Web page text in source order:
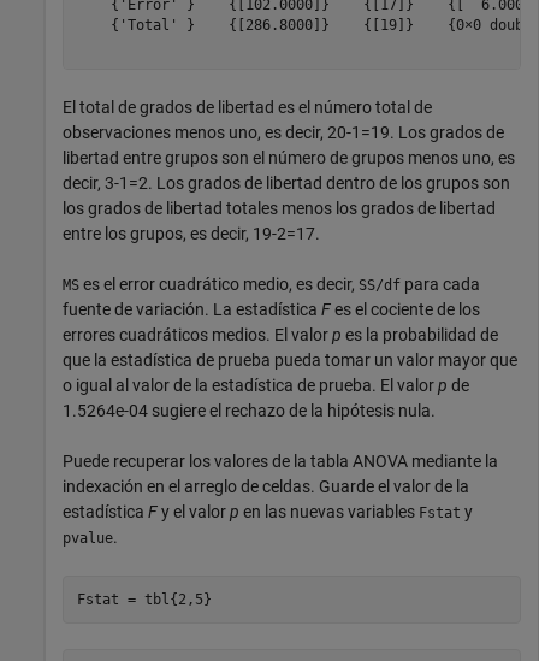
{'Error' }    {[102.0000]}    {[17]}    {[
{'Total' }    {[286.8000]}    {[19]}    {0×0
El total de grados de libertad es el número total de
observaciones menos uno, es decir, 20-1 =19. Los grados de
libertad entre grupos son el número de grupos menos uno, es
decir, 3-1 =2. Los grados de libertad dentro de los grupos son
los grados de libertad totales menos los grados de libertad
entre los grupos, es decir, 19-2=17.
MS es el error cuadrático medio, es decir, SS/df para cada
fuente de variación. La estadística Fes el cociente de los
errores cuadráticos medios. El valorp es la probabilidad de
que la estadística de prueba pueda tomar un valor mayor que
o igual al valor de la estadística de prueba. El valorp de
1.5264e-04 sugiere el rechazo de la hipótesis nula.
Puede recuperar los valores de la tabla ANOVA mediante la
indexación en el arreglo de celdas. Guarde el valor de la
estadística Fy el valorp en las nuevas variables Fstat y
pvalue.
Fstat = tbl{2,5}